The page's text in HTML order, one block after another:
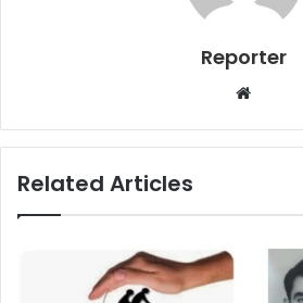
Reporter
Website
Related Articles